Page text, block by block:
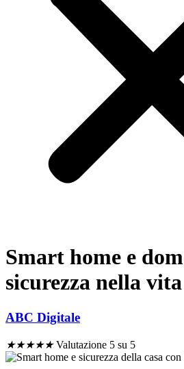
Smart home e
sicurezza nella
ABC Digitale
★★★★★ Valutazione 5 su 5